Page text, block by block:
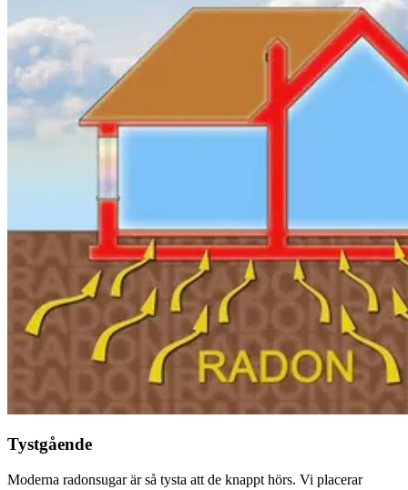
Tystgående
Moderna radonsugar är så tysta att de knappt hörs. Vi placerar